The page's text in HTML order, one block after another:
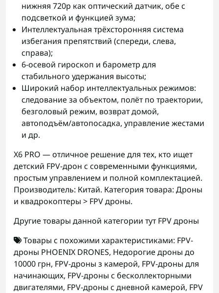
нижняя 720p как оптический датчик, обе с
подсветкой и функцией зума;
Интеллектуальная трёхсторонняя система
избегания препятствий (спереди, слева,
справа);
6-осевой гироскоп и барометр для
стабильного удержания высоты;
Широкий набор интеллектуальных режимов:
следование за объектом, полёт по траектории,
безголовый режим, возврат домой,
автоподъём/автопосадка, управление жестами
и др.
X6 PRO — отличное решение для тех, кто ищет
детский FPV-дрон с современными функциями,
простым управлением и полной комплектацией.
Производитель: Китай. Категория товара: Дроны
и квадрокоптеры > FPV дроны.
Другие товары данной категории тутFPV дроны
Товары с похожими характеристиками: FPV-
дроны PHOENIX DRONES, Недорогие дроны до
10000 грн, FPV-дроны з камерой, FPV-дроны для
начинающих, FPV-дроны с бесколлекторными
двигателями, FPV-дроны с дневной камерой, FPV